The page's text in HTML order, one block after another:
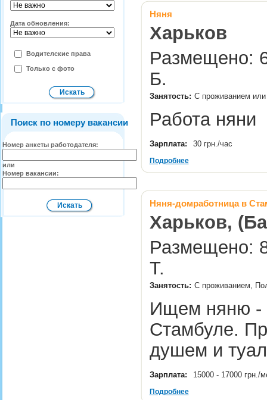
Дата обновления:
Водителские права
Только с фото
Поиск по номеру вакансии
Номер анкеты работодателя:
или
Номер вакансии:
Няня
Харьков
Размещено:
Б.
Занятость: С проживанием или
Работа няни
Зарплата: 30 грн./час
Подробнее
Няня-домработница в
Харьков,
Размещено:
Т.
Занятость: С проживанием,
Ищем няню -
Стамбуле.
душем и
Зарплата: 15000 - 17000 грн./
Подробнее